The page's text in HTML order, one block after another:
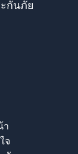
กันภัย
า
จ